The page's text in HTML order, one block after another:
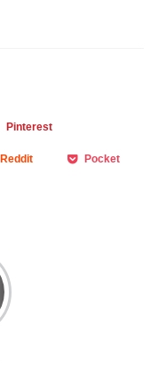
Pinterest
Reddit Pocket